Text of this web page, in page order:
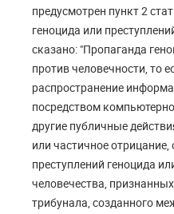
предусмотрен пункт 2
геноцида или
сказано: "Пропаганда
против человечности, то
распространение
посредством
другие публичные
или частичное
преступлений геноцида
человечества,
трибунала, созданного